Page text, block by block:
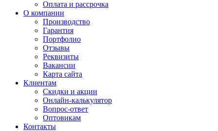
Оплата и рассрочка
О компании
Производство
Гарантия
Портфолио
Отзывы
Реквизиты
Вакансии
Карта сайта
Клиентам
Скидки и акции
Онлайн-калькулятор
Вопрос-ответ
Оптовикам
Контакты